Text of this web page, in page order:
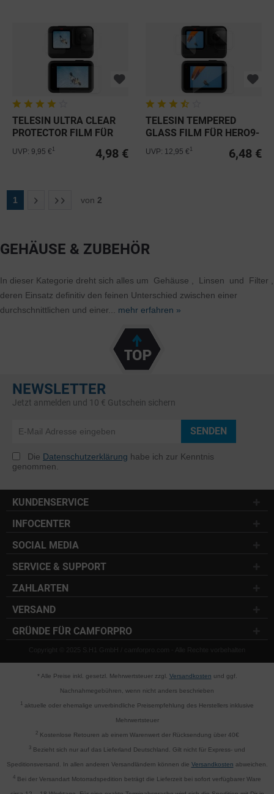
TELESIN ULTRA CLEAR
PROTECTOR FILM FÜR
HERO9-13...
4,98 €
UVP: 9,95 € 1
TELESIN TEMPERED
GLASS FILM FÜR HERO9-
6,48 €
UVP: 12,95 € 1
1 von 2
GEHÄUSE & ZUBEHÖR
In dieser Kategorie dreht sich alles um Gehäuse , Linsen und Filter ,
deren Einsatz definitiv den feinen Unterschied zwischen einer
durchschnittlichen und einer... mehr erfahren »
NEWSLETTER
Jetzt anmelden und 10 € Gutschein sichern
SENDEN
Die Datenschutzerklärung habe ich zur Kenntnis
genommen.
KUNDENSERVICE
INFOCENTER
SOCIAL MEDIA
SERVICE & SUPPORT
ZAHLARTEN
VERSAND
GRÜNDE FÜR CAMFORPRO
Copyright © 2025 S.H1 GmbH / camforpro.com - Alle Rechte vorbehalten
* Alle Preise inkl. gesetzl. Mehrwertsteuer zzgl. Versandkosten und ggf.
Nachnahmegebühren, wenn nicht anders beschrieben
1 aktuelle oder ehemalige unverbindliche Preisempfehlung des Herstellers inklusive
Mehrwertsteuer
2Kostenlose Retouren ab einem Warenwert der Rücksendung über 40€
3 Bezieht sich nur auf das Lieferland Deutschland. Gilt nicht für Express- und
Speditionsversand. In allen anderen Versandländern können die Versandkosten abweichen.
4 Bei der Versandart Motorradspedition beträgt die Lieferzeit bei sofort verfügbarer Ware